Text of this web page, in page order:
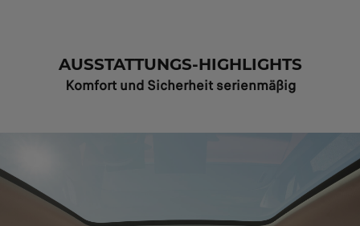
AUSSTATTUNGS-HIGHLIGHTS
Komfort und Sicherheit serienmäßig